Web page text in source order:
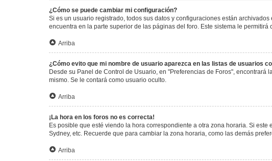
¿Cómo se puede cambiar mi configuración?
Si es un usuario registrado, todos sus datos y configuraciones están
encuentra en la parte superior de las páginas del foro. Este sistema le permitirá
Arriba
¿Cómo evito que mi nombre de usuario aparezca en las listas de usuarios
Desde su Panel de Control de Usuario, en "Preferencias de Foros", encontrará
mismo. Se le contará como usuario oculto.
Arriba
¡La hora en los foros no es correcta!
Es posible que esté viendo la hora correspondiente a otra zona horaria. Si
Sydney, etc. Recuerde que para cambiar la zona horaria, como las demás
Arriba